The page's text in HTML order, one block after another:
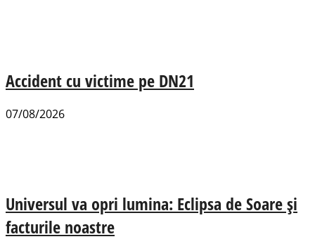
Accident cu victime pe DN21
07/08/2026
Universul va opri lumina: Eclipsa de Soare și
facturile noastre